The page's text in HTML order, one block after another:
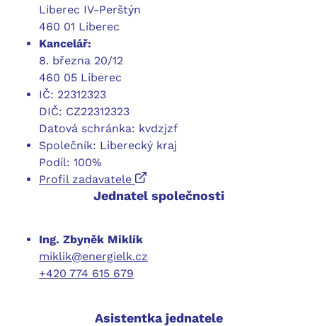
Liberec IV-Perštýn
460 01 Liberec
Kancelář:
8. března 20/12
460 05 Liberec
IČ: 22312323
DIČ: CZ22312323
Datová schránka: kvdzjzf
Společník: Liberecký kraj
Podíl: 100%
Profil zadavatele
Jednatel společnosti
Ing. Zbyněk Miklík
miklik@energielk.cz
+420 774 615 679
Asistentka jednatele